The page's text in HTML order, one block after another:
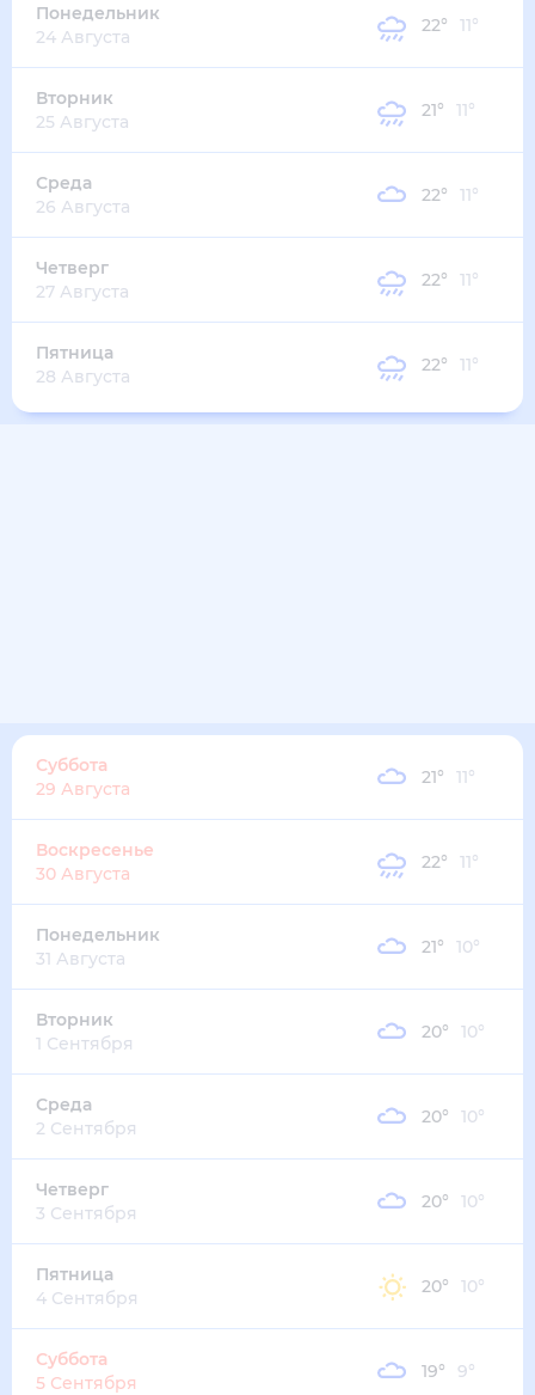
Понедельник
24 Августа
22° 11°
Вторник
25 Августа
21° 11°
Среда
26 Августа
22° 11°
Четверг
27 Августа
22° 11°
Пятница
28 Августа
22° 11°
Суббота
29 Августа
21° 11°
Воскресенье
30 Августа
22° 11°
Понедельник
31 Августа
21° 10°
Вторник
1 Сентября
20° 10°
Среда
2 Сентября
20° 10°
Четверг
3 Сентября
20° 10°
Пятница
4 Сентября
20° 10°
Суббота
5 Сентября
19° 9°